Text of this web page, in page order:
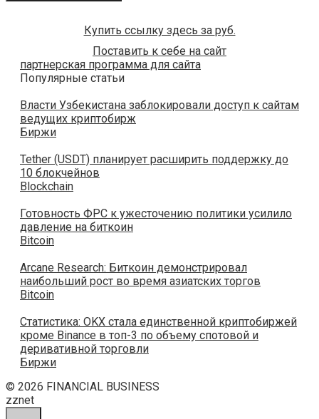
Купить ссылку здесь за руб.
Поставить к себе на сайт
партнерская программа для сайта
Популярные статьи
Власти Узбекистана заблокировали доступ к сайтам
ведущих криптобирж
Биржи
Tether (USDT) планирует расширить поддержку до
10 блокчейнов
Blockchain
Готовность ФРС к ужесточению политики усилило
давление на биткоин
Bitcoin
Arcane Research: Биткоин демонстрировал
наибольший рост во время азиатских торгов
Bitcoin
Статистика: OKX стала единственной криптобиржей
кроме Binance в топ-3 по объему спотовой и
деривативной торговли
Биржи
© 2026 FINANCIAL BUSINESS
zznet